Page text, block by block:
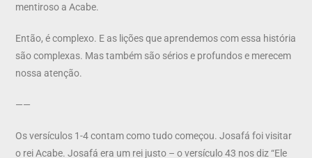
mentiroso a Acabe.
Então, é complexo. E as lições que aprendemos com essa história
são complexas. Mas também são sérios e profundos e merecem
nossa atenção.
——
Os versículos 1-4 contam como tudo começou. Josafá foi visitar
o rei Acabe. Josafá era um rei justo – o versículo 43 nos diz “Ele